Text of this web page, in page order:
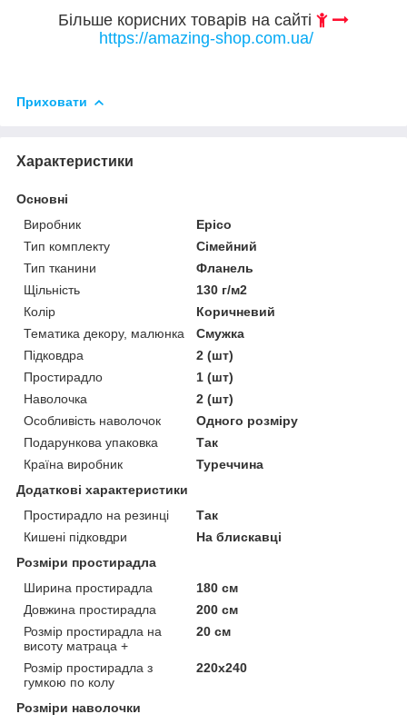
Більше корисних товарів на сайті
https://amazing-shop.com.ua/
Приховати
Характеристики
Основні
Виробник
Epico
Тип комплекту
Сімейний
Тип тканини
Фланель
Щільність
130 г/м2
Колір
Коричневий
Тематика декору, малюнка
Смужка
Підковдра
2 (шт)
Простирадло
1 (шт)
Наволочка
2 (шт)
Особливість наволочок
Одного розміру
Подарункова упаковка
Так
Країна виробник
Туреччина
Додаткові характеристики
Простирадло на резинці
Так
Кишені підковдри
На блискавці
Розміри простирадла
Ширина простирадла
180 см
Довжина простирадла
200 см
Розмір простирадла на
висоту матраца +
20 см
Розмір простирадла з
гумкою по колу
220х240
Розміри наволочки